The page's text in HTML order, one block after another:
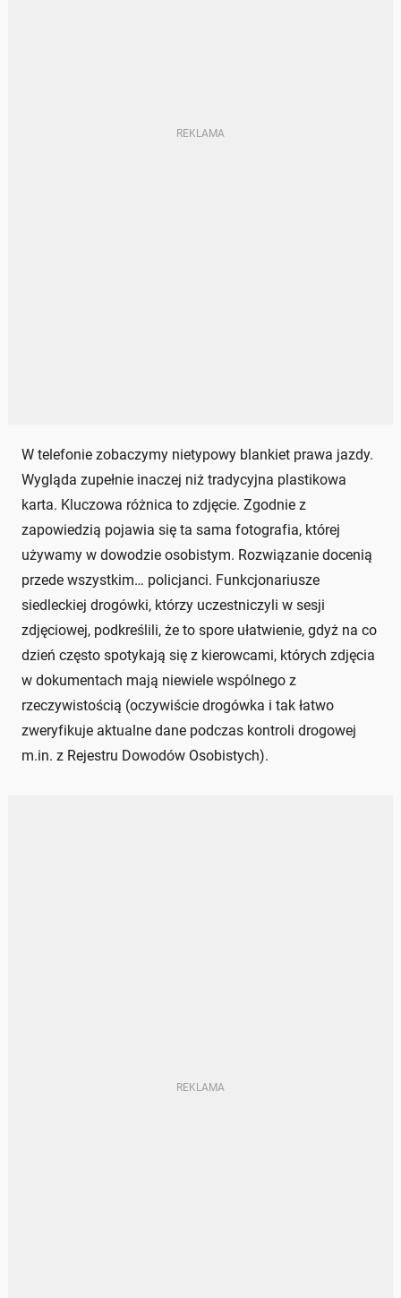
W telefonie zobaczymy nietypowy blankiet prawa jazdy.
Wygląda zupełnie inaczej niż tradycyjna plastikowa
karta. Kluczowa różnica to zdjęcie. Zgodnie z
zapowiedzią pojawia się ta sama fotografia, której
używamy w dowodzie osobistym. Rozwiązanie docenią
przede wszystkim… policjanci. Funkcjonariusze
siedleckiej drogówki, którzy uczestniczyli w sesji
zdjęciowej, podkreślili, że to spore ułatwienie, gdyż na co
dzień często spotykają się z kierowcami, których zdjęcia
w dokumentach mają niewiele wspólnego z
rzeczywistością (oczywiście drogówka i tak łatwo
zweryfikuje aktualne dane podczas kontroli drogowej
m.in. z Rejestru Dowodów Osobistych).